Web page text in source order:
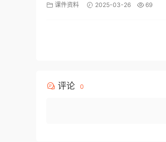
课件资料 2025-03-26 69
评论 0